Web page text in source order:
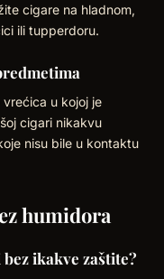
cigare na hladnom,
ili tupperdoru.
vrećica u kojoj je
cigari nikakvu
nisu bile u kontaktu
humidora
ikakve zaštite?